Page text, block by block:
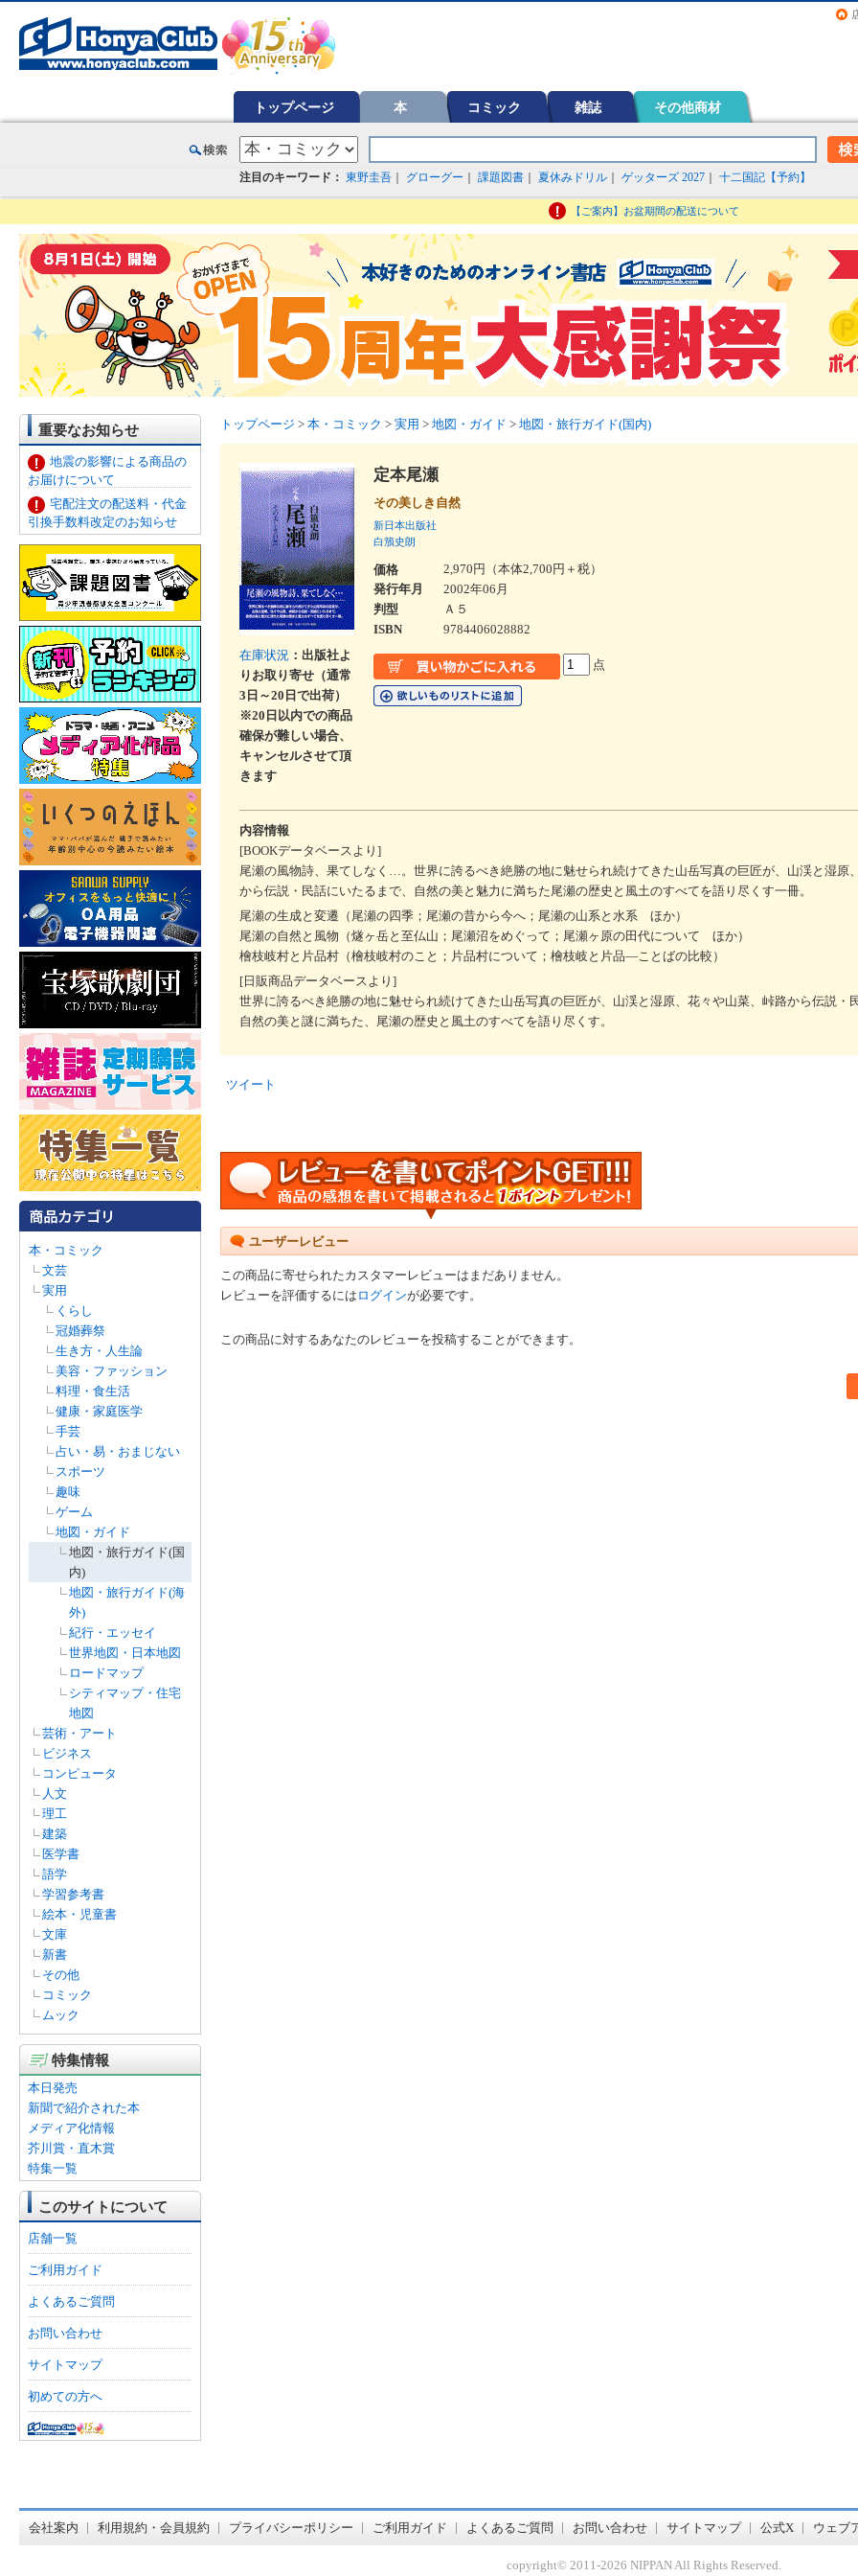
トップページ 本 コミック 雑誌 その他商材
注目のキーワード： 東野圭吾 グローグー 課題図書 夏休みドリル ゲッターズ 2027 十二国記【予約】
【ご案内】お盆期間の配送について
重要なお知らせ
地震の影響による商品の
お届けについて
宅配注文の配送料・代金
引換手数料改定のお知らせ
本・コミック
文芸
実用
くらし
冠婚葬祭
生き方・人生論
美容・ファッション
料理・食生活
健康・家庭医学
手芸
占い・易・おまじない
スポーツ
趣味
ゲーム
地図・ガイド
地図・旅行ガイド(国
内)
地図・旅行ガイド(海
外)
紀行・エッセイ
世界地図・日本地図
ロードマップ
シティマップ・住宅
地図
芸術・アート
ビジネス
コンピュータ
人文
理工
建築
医学書
語学
学習参考書
絵本・児童書
文庫
新書
その他
コミック
ムック
特集情報
本日発売
新聞で紹介された本
メディア化情報
芥川賞・直木賞
特集一覧
このサイトについて
店舗一覧
ご利用ガイド
よくあるご質問
お問い合わせ
サイトマップ
初めての方へ
トップページ > 本・コミック > 実用 > 地図・ガイド > 地図・旅行ガイド(国内)
在庫状況 ：出版社よ
りお取り寄せ（通常
3日～20日で出荷）
※20日以内での商品
確保が難しい場合、
キャンセルさせて頂
きます
定本尾瀬
その美しき自然
新日本出版社
白籏史朗
価格
2,970円（本体2,700円＋税）
発行年月
2002年06月
判型
Ａ５
ISBN
9784406028882
点
内容情報
[BOOKデータベースより]
尾瀬の風物詩、果てしなく…。世界に誇るべき絶勝の地に魅せられ続けてきた山岳写真の巨匠が、山渓と湿原
から伝説・民話にいたるまで、自然の美と魅力に満ちた尾瀬の歴史と風土のすべてを語り尽くす一冊。
尾瀬の生成と変遷（尾瀬の四季；尾瀬の昔から今へ；尾瀬の山系と水系 ほか）
尾瀬の自然と風物（燧ヶ岳と至仏山；尾瀬沼をめぐって；尾瀬ヶ原の田代について ほか）
檜枝岐村と片品村（檜枝岐村のこと；片品村について；檜枝岐と片品―ことばの比較）
[日販商品データベースより]
世界に誇るべき絶勝の地に魅せられ続けてきた山岳写真の巨匠が、山渓と湿原、花々や山菜、峠路から伝説・
自然の美と謎に満ちた、尾瀬の歴史と風土のすべてを語り尽くす。
ツイート
ユーザーレビュー
この商品に寄せられたカスタマーレビューはまだありません。
レビューを評価するには ログインが必要です。
この商品に対するあなたのレビューを投稿することができます。
会社案内 利用規約・会員規約 プライバシーポリシー ご利用ガイド よくあるご質問 お問い合わせ サイトマップ 公式X ウェブ
copyright© 2011-2026 NIPPAN All Rights Reserved.